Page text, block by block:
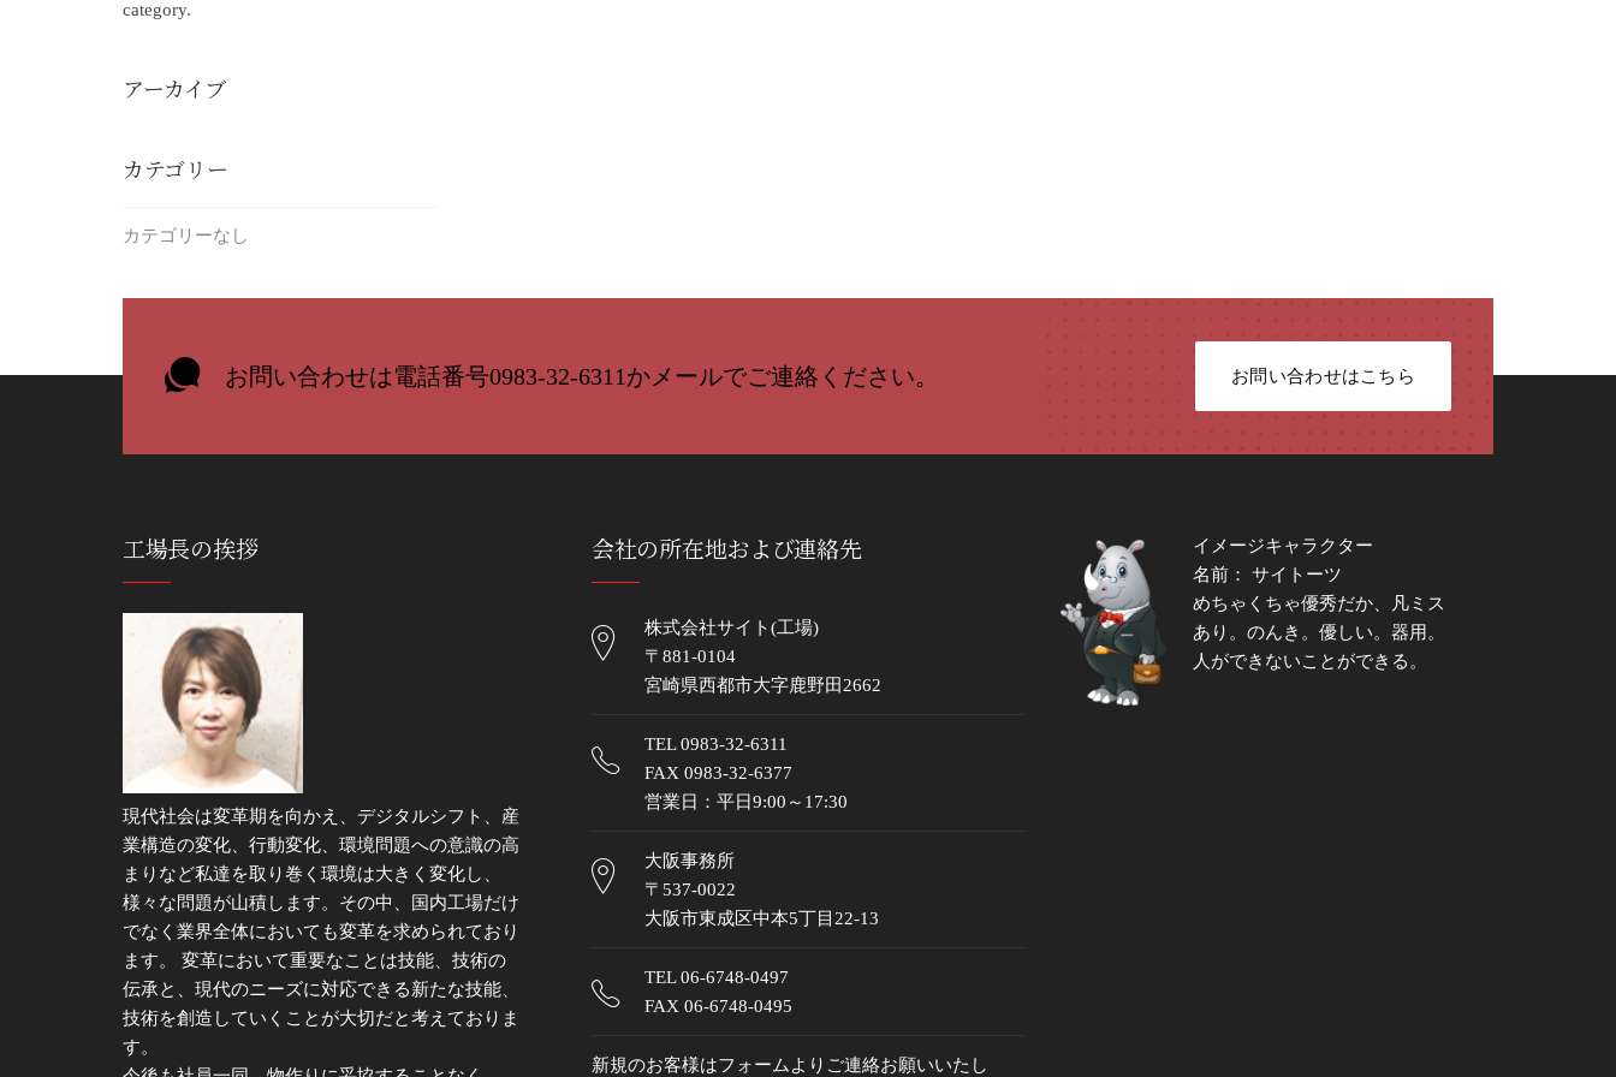
category.
アーカイブ
カテゴリー
カテゴリーなし
お問い合わせは電話番号0983-32-6311かメールでご連絡ください。 お問い合わせはこちら
工場長の挨拶
現代社会は変革期を向かえ、デジタルシフト、産
業構造の変化、行動変化、環境問題への意識の高
まりなど私達を取り巻く環境は大きく変化し、
様々な問題が山積します。その中、国内工場だけ
でなく業界全体においても変革を求められており
ます。 変革において重要なことは技能、技術の
伝承と、現代のニーズに対応できる新たな技能、
技術を創造していくことが大切だと考えておりま
す。
会社の所在地および連絡先
株式会社サイト(工場)
〒881-0104
宮崎県西都市大字鹿野田2662
TEL0983-32-6311
FAX 0983-32-6377
営業日：平日9:00～17:30
大阪事務所
〒537-0022
大阪市東成区中本5丁目22-13
TEL06-6748-0497
FAX 06-6748-0495
新規のお客様はフォームよりご連絡お願いいたし
イメージキャラクター
名前： サイトーツ
めちゃくちゃ優秀だか、凡ミス
あり。のんき。優しい。器用。
人ができないことができる。